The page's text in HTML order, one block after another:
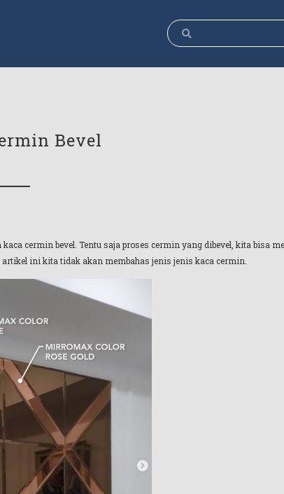
Bevel
cermin bevel. Tentu saja proses cermin yang dibevel, kita bisa
artikel ini kita tidak akan membahas jenis jenis kaca cermin.